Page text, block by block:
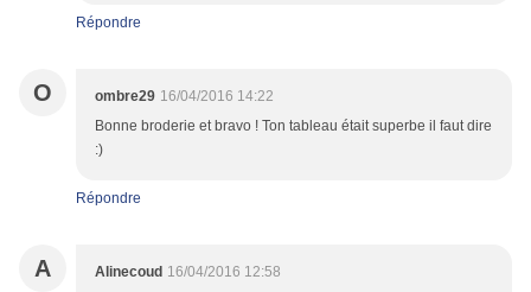
Répondre
O ombre29 16/04/2016 14:22
Bonne broderie et bravo ! Ton tableau était superbe il faut dire
:)
Répondre
A Alinecoud 16/04/2016 12:58